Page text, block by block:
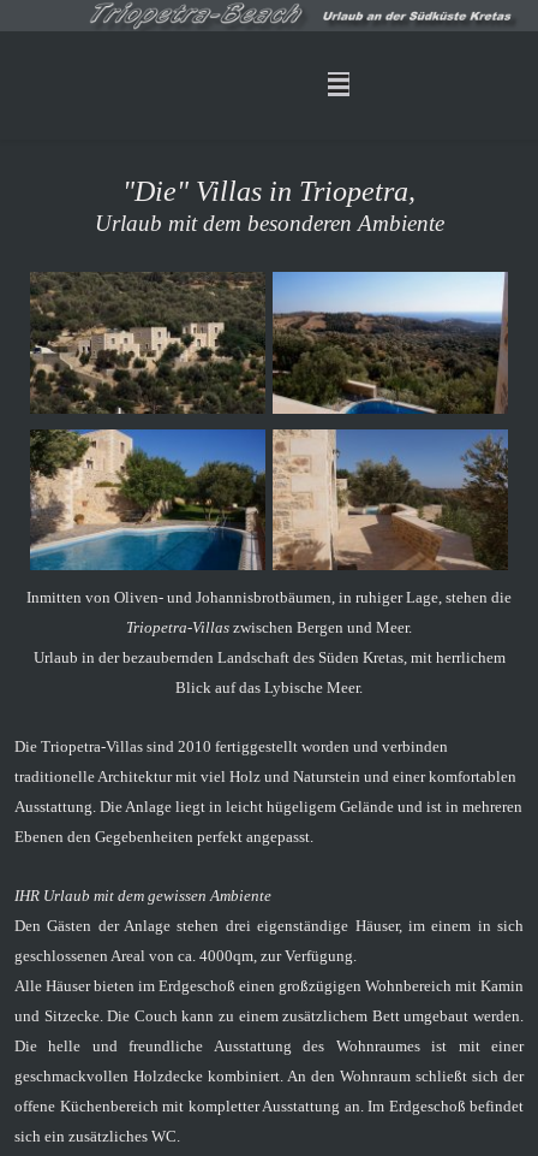
"Die" Villas in Triopetra,
Urlaub mit dem besonderen Ambiente
Inmitten von Oliven- und Johannisbrotbäumen, in ruhiger Lage, stehen die
Triopetra-Villas zwischen Bergen und Meer.
Urlaub in der bezaubernden Landschaft des Süden Kretas, mit herrlichem
Blick auf das Lybische Meer.
Die Triopetra-Villas sind 2010 fertiggestellt worden und verbinden
traditionelle Architektur mit viel Holz und Naturstein und einer komfortablen
Ausstattung. Die Anlage liegt in leicht hügeligem Gelände und ist in mehreren
Ebenen den Gegebenheiten perfekt angepasst.
IHR Urlaub mit dem gewissen Ambiente
Den Gästen der Anlage stehen drei eigenständige Häuser, im einem in sich
geschlossenen Areal von ca. 4000qm, zur Verfügung.
Alle Häuser bieten im Erdgeschoß einen großzügigen Wohnbereich mit Kamin
und Sitzecke.Die Couch kann zu einem zusätzlichem Bett umgebaut werden.
Die helle und freundliche Ausstattung des Wohnraumes ist mit einer
geschmackvollen Holzdecke kombiniert. An den Wohnraum schließt sich der
offene Küchenbereich mit kompletter Ausstattung an. Im Erdgeschoß befindet
sich ein zusätzliches WC.